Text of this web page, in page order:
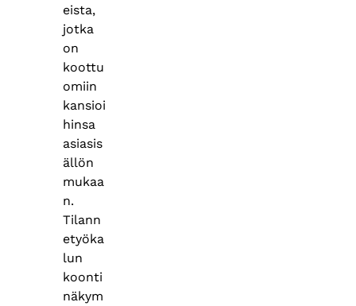
eista,
jotka
on
koottu
omiin
kansioi
hinsa
asiasis
ällön
mukaa
n.
Tilann
etyöka
lun
koonti
näkym